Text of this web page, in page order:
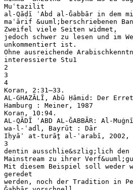
Muʿtazilit
al-Qāḍī ʿAbd al-Ǧabbār in dem
maʿārif &uuml;berschriebenen
Zweifel viele Seiten widmet,
jedoch schwer zu lesen und im
unkommentiert ist.
Ohne ausreichende
interessierte Stu1
2
3
4
Koran, 2:31–33.
AL-GHAZĀLĪ, Abū Ḥāmid: Der
Hamburg : Meiner, 1987
Koran, 10:94.
AL-QĀDĪ ʿABD AL-ǦABBĀR: Al-
wa-l-ʿadl, Bayrūt : Dār
Iḥyāʾ at-turāṯ al-ʿarabī, 2002,
3
dentin ausschlie&szlig;lich den
Mainstream zu ihrer
Mit diesem Beispiel soll weder
geredet
werden, noch der Tradition in